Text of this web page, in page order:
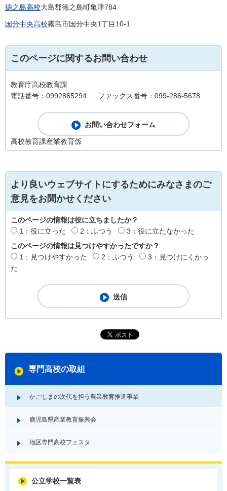
徳之島高校大島郡徳之島町亀津784
国分中央高校霧島市国分中央1丁目10-1
このページに関するお問い合わせ
教育庁高校教育課
電話番号：0992865294
ファックス番号：099-286-5678
高校教育課産業教育係
より良いウェブサイトにするためにみなさまのご
意見をお聞かせください
このページの情報は役に立ちましたか？
1：役に立った
2：ふつう
3：役に立たなかった
このページの情報は見つけやすかったですか？
1：見つけやすかった
2：ふつう
3：見つけにくかっ
た
専門高校の取組
かごしまの次代を担う農業教育推進事業
鹿児島県産業教育振興会
地区専門高校フェスタ
公立学校一覧表